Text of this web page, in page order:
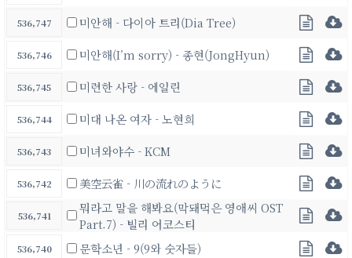
536,747 미안해 - 다이아 트리(Dia Tree)
536,746 미안해(I’m sorry) - 종현(JongHyun)
536,745 미련한 사랑 - 에일린
536,744 미대 나온 여자 - 노현희
536,743 미녀와야수 - KCM
536,742 美空云雀 - 川の流れのように
536,741
뭐라고 말을 해봐요(막돼먹은 영애씨 OST
Part.7) - 빌리 어코스티
536,740 문학소년 - 9(9와 숫자들)